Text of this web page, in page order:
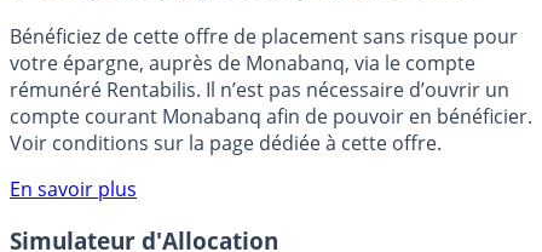
🎁 Bon plan épargne : 3% pendant 6 mois
Bénéficiez de cette offre de placement sans risque pour
votre épargne, auprès de Monabanq, via le compte
rémunéré Rentabilis. Il n’est pas nécessaire d’ouvrir un
Voir conditions sur la page dédiée à cette offre.
En savoir plus